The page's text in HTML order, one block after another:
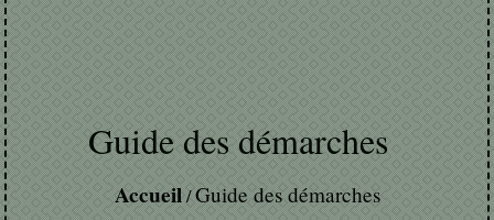
Guide des démarches
Accueil/Guide des démarches